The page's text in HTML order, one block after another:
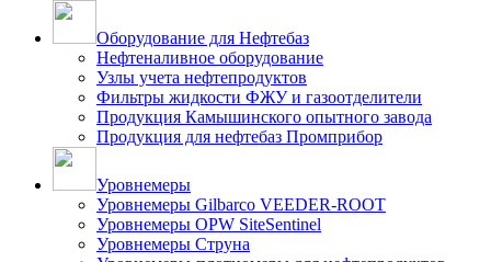
Оборудование для Нефтебаз
Нефтеналивное оборудование
Узлы учета нефтепродуктов
Фильтры жидкости ФЖУ и газоотделители
Продукция Камышинского опытного завода
Продукция для нефтебаз Промприбор
Уровнемеры
Уровнемеры Gilbarco VEEDER-ROOT
Уровнемеры OPW SiteSentinel
Уровнемеры Струна